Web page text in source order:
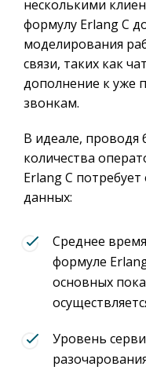
несколькими
формулу Erlang C
моделирования
связи, таких как
дополнение к уже
звонкам.
В идеале, проводя
количества
Erlang C
данных:
Среднее
формуле
основных
Уровень